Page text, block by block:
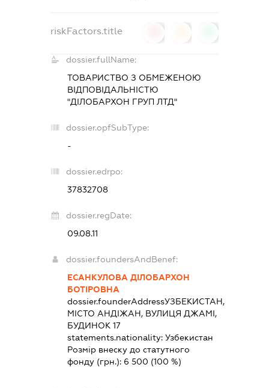
riskFactors.title
dossier.fullName:
ТОВАРИСТВО З ОБМЕЖЕНОЮ
ВІДПОВІДАЛЬНІСТЮ
"ДІЛОБАРХОН ГРУП ЛТД"
dossier.opfSubType:
-
dossier.edrpo:
37832708
dossier.regDate:
09.08.11
dossier.foundersAndBenef:
ЕСАНКУЛОВА ДІЛОБАРХОН
БОТІРОВНА
dossier.founderAddressУЗБЕКИСТАН,
МІСТО АНДІЖАН, ВУЛИЦЯ ДЖАМІ,
БУДИНОК 17
statements.nationality: Узбекистан
Розмір внеску до статутного
фонду (грн.): 6 500 (100 %)